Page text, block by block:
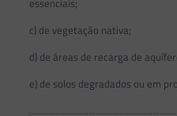
essenciais;
c) de vegetação nativa;
d) de áreas de recarga de
e) de solos degradados ou em